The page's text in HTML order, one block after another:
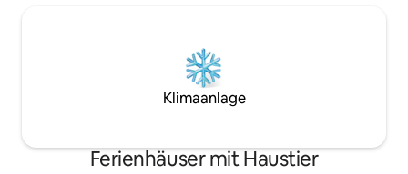
Klimaanlage
Ferienhäuser mit Haustier